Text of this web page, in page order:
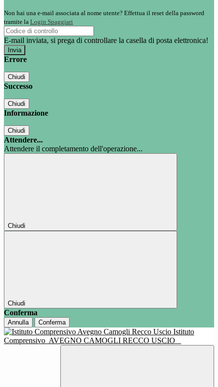
Non hai una e-mail associata al nome utente? Effettua il reset della password
tramite la Login Spaggiari
E-mail inviata, si prega di controllare la casella di posta elettronica!
Errore
Chiudi
Successo
Chiudi
Informazione
Chiudi
Attendere...
Attendere il completamento dell'operazione...
Chiudi
Chiudi
Conferma
Annulla Conferma
Istituto
Comprensivo AVEGNO CAMOGLI RECCO USCIO